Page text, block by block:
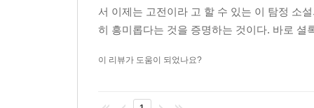
서 이제는 고전이라 고 할 수 있는 이 탐정 소
히 흥미롭다는 것을 증명하는 것이다. 바로
이 리뷰가 도움이 되었나요?